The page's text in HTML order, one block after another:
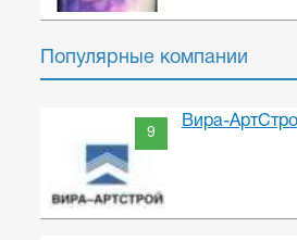
Популярные компании
9
Вира-